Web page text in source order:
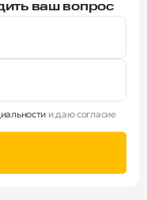
ваш вопрос
и даю согласие